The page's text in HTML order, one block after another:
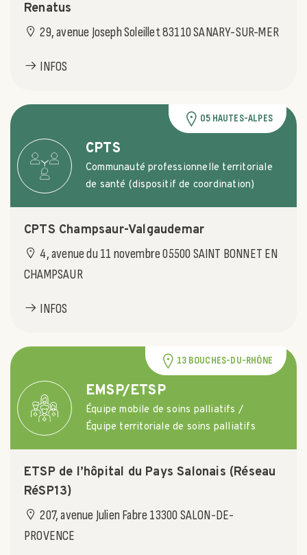
Renatus
29, avenue Joseph Soleillet 83110 SANARY-SUR-MER
INFOS
CPTS
Communauté professionnelle territoriale
de santé (dispositif de coordination)
05 HAUTES-ALPES
CPTS Champsaur-Valgaudemar
4, avenue du 11 novembre 05500 SAINT BONNET EN
CHAMPSAUR
INFOS
EMSP/ETSP
Équipe mobile de soins palliatifs /
Équipe territoriale de soins palliatifs
13 BOUCHES-DU-RHÔNE
ETSP de l’hôpital du Pays Salonais (Réseau
RéSP13)
207, avenue Julien Fabre 13300 SALON-DE-
PROVENCE